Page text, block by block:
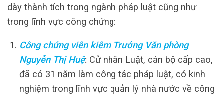
dày thành tích trong ngành pháp luật cũng như
trong lĩnh vực công chứng:
Công chứng viên kiêm Trưởng Văn phòng
Nguyễn Thị Huệ: Cử nhân Luật, cán bộ cấp cao,
đã có 31 năm làm công tác pháp luật, có kinh
nghiệm trong lĩnh vực quản lý nhà nước về công